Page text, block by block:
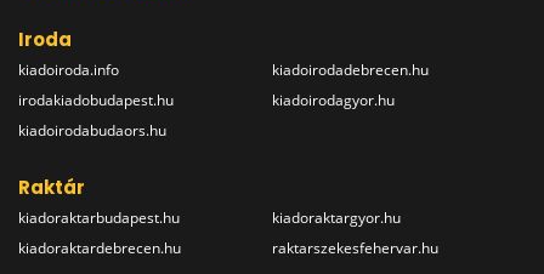
Iroda
kiadoiroda.info
irodakiadobudapest.hu
kiadoirodabudaors.hu
kiadoirodadebrecen.hu
kiadoirodagyor.hu
Raktár
kiadoraktarbudapest.hu
kiadoraktardebrecen.hu
kiadoraktargyor.hu
raktarszekesfehervar.hu